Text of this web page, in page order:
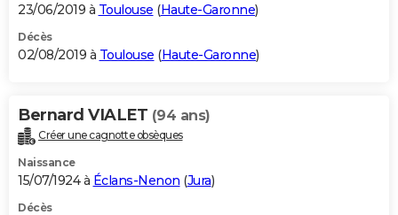
23/06/2019 à Toulouse (Haute-Garonne)
Décès
02/08/2019 à Toulouse (Haute-Garonne)
Bernard VIALET (94 ans)
Créer une cagnotte obsèques
Naissance
15/07/1924 à Éclans-Nenon (Jura)
Décès